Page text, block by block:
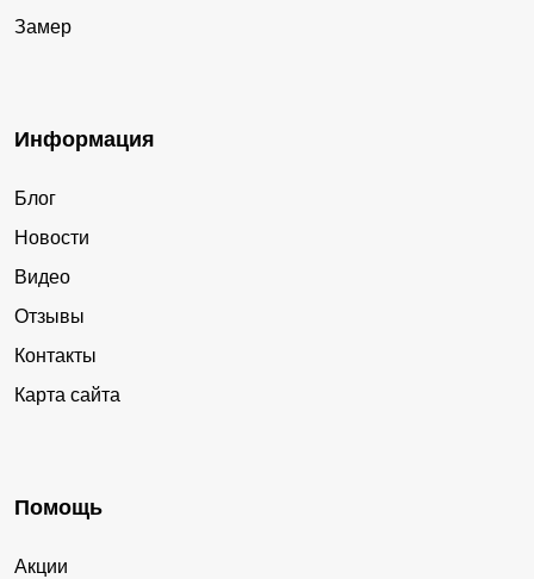
Замер
Информация
Блог
Новости
Видео
Отзывы
Контакты
Карта сайта
Помощь
Акции